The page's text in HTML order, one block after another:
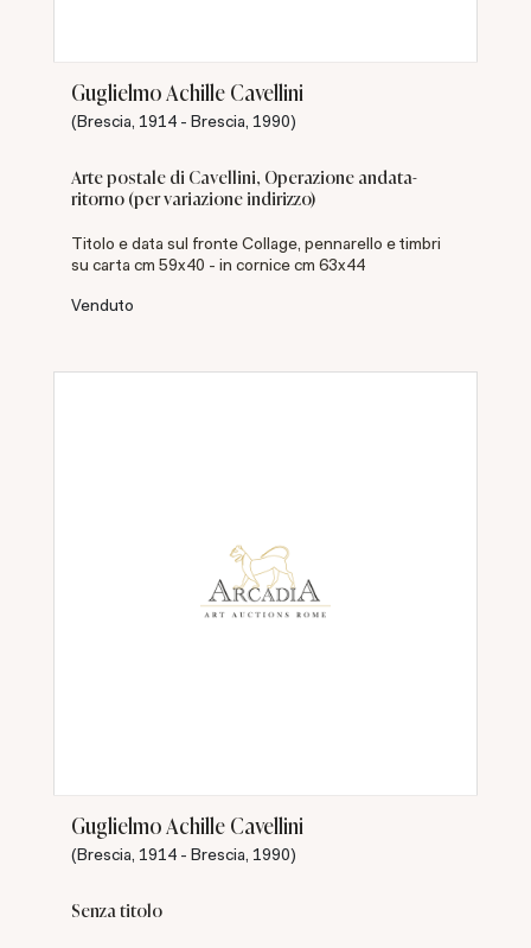
Guglielmo Achille Cavellini
(Brescia, 1914 - Brescia, 1990)
Arte postale di Cavellini, Operazione andata-
ritorno (per variazione indirizzo)
Titolo e data sul fronte Collage, pennarello e timbri
su carta cm 59x40 - in cornice cm 63x44
Venduto
Guglielmo Achille Cavellini
(Brescia, 1914 - Brescia, 1990)
Senza titolo